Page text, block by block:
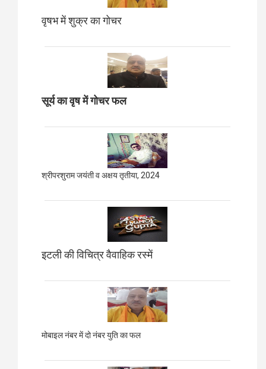
वृषभ में शुक्र का गोचर
सूर्य का वृष में गोचर फल
श्रीपरशुराम जयंती व अक्षय तृतीया, 2024
इटली की विचित्र वैवाहिक रस्में
मोबाइल नंबर में दो नंबर युति का फल